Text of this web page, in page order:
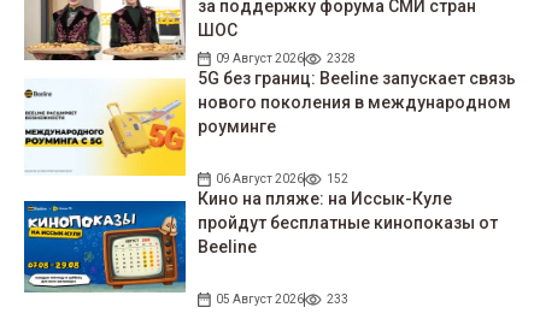
за поддержку форума СМИ стран
ШОС
09 Август 2026 2328
5G без границ: Beeline запускает связь
нового поколения в международном
роуминге
06 Август 2026 152
Кино на пляже: на Иссык-Куле
пройдут беcплатные кинопоказы от
Beeline
05 Август 2026 233